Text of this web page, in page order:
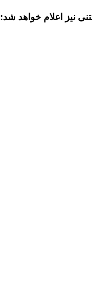
نیز اعلام خواهد شد: